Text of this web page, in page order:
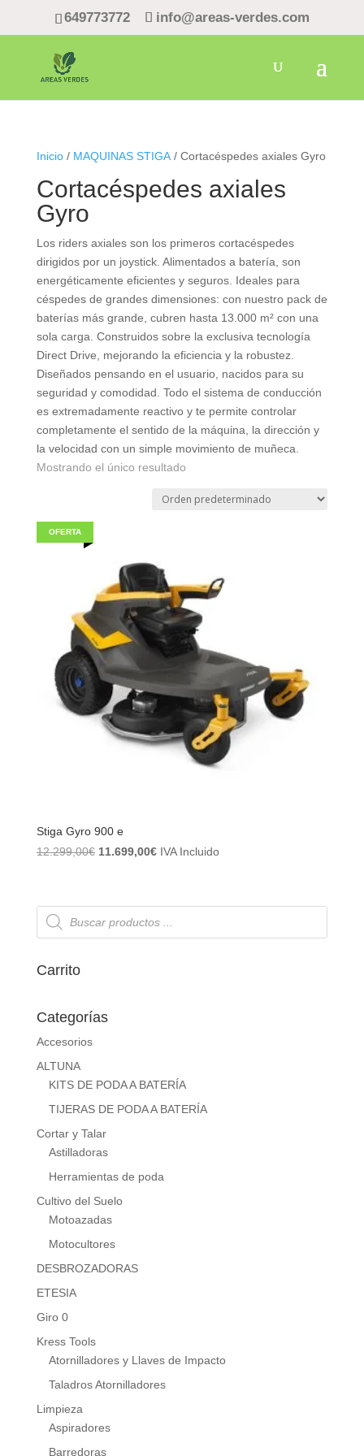
649773772 info@areas-verdes.com
Inicio/ MAQUINAS STIGA/ Cortacéspedes axiales Gyro
Cortacéspedes axiales
Gyro
Los riders axiales son los primeros cortacéspedes
dirigidos por un joystick. Alimentados a batería, son
energéticamente eficientes y seguros. Ideales para
céspedes de grandes dimensiones: con nuestro pack de
baterías más grande, cubren hasta 13.000 m² con una
sola carga. Construidos sobre la exclusiva tecnología
Direct Drive, mejorando la eficiencia y la robustez.
Diseñados pensando en el usuario, nacidos para su
seguridad y comodidad. Todo el sistema de conducción
es extremadamente reactivo y te permite controlar
completamente el sentido de la máquina, la dirección y
la velocidad con un simple movimiento de muñeca.
Mostrando el único resultado
OFERTA
Stiga Gyro 900 e
12.299,00€ El
era:
12.299,00€.
11.699,00€El
es:
11.699,00€.
IVA Incluido
Búsqueda
de
productos
Carrito
Categorías
Accesorios
ALTUNA
KITS DE PODA A BATERÍA
TIJERAS DE PODA A BATERÍA
Cortar y Talar
Astilladoras
Herramientas de poda
Cultivo del Suelo
Motoazadas
Motocultores
DESBROZADORAS
ETESIA
Giro 0
Kress Tools
Atornilladores y Llaves de Impacto
Taladros Atornilladores
Limpieza
Aspiradores
Barredoras